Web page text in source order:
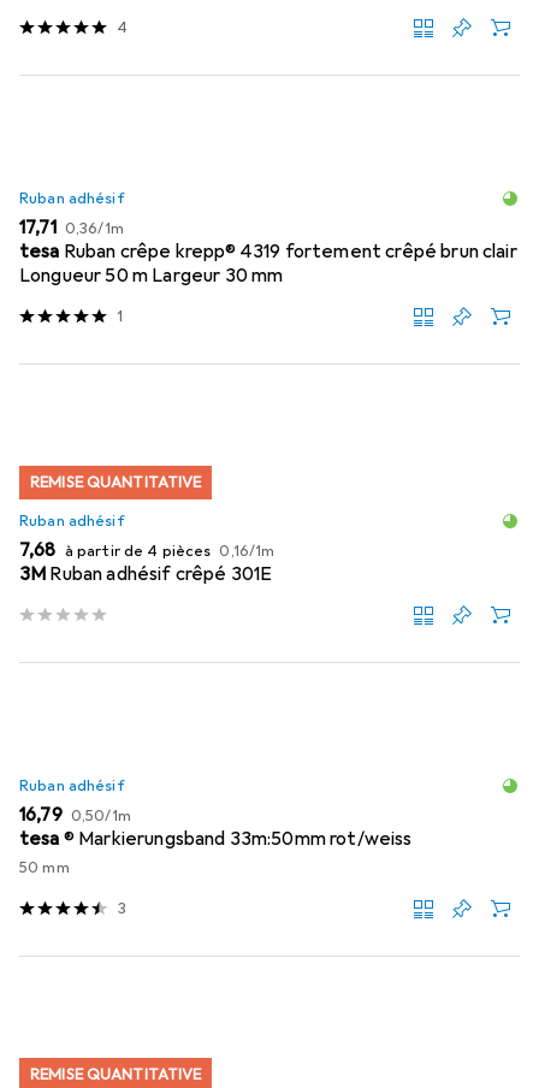
4
Ruban adhésif
EUR
17,71 EUR
0,36/1m
tesa Ruban crêpe krepp® 4319 fortement crêpé brun clair
Longueur 50 m Largeur 30 mm
1
REMISE QUANTITATIVE
Ruban adhésif
EUR
7,68 à partir de 4 pièces EUR
0,16/1m
3M Ruban adhésif crêpé 301E
Ruban adhésif
EUR
16,79 EUR
0,50/1m
tesa ® Markierungsband 33m:50mm rot/weiss
50 mm
3
REMISE QUANTITATIVE